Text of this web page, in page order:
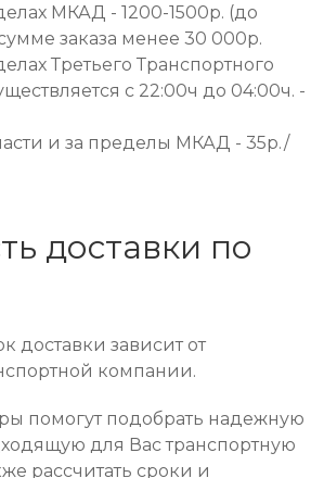
МКАД - 1200-1500р. (до
заказа менее 30 000р.
Третьего Транспортного
с 22:00ч до 04:00ч. -
и за пределы МКАД - 35р./
доставки по
доставки зависит от
компании.
помогут подобрать надежную
для Вас транспортную
рассчитать сроки и